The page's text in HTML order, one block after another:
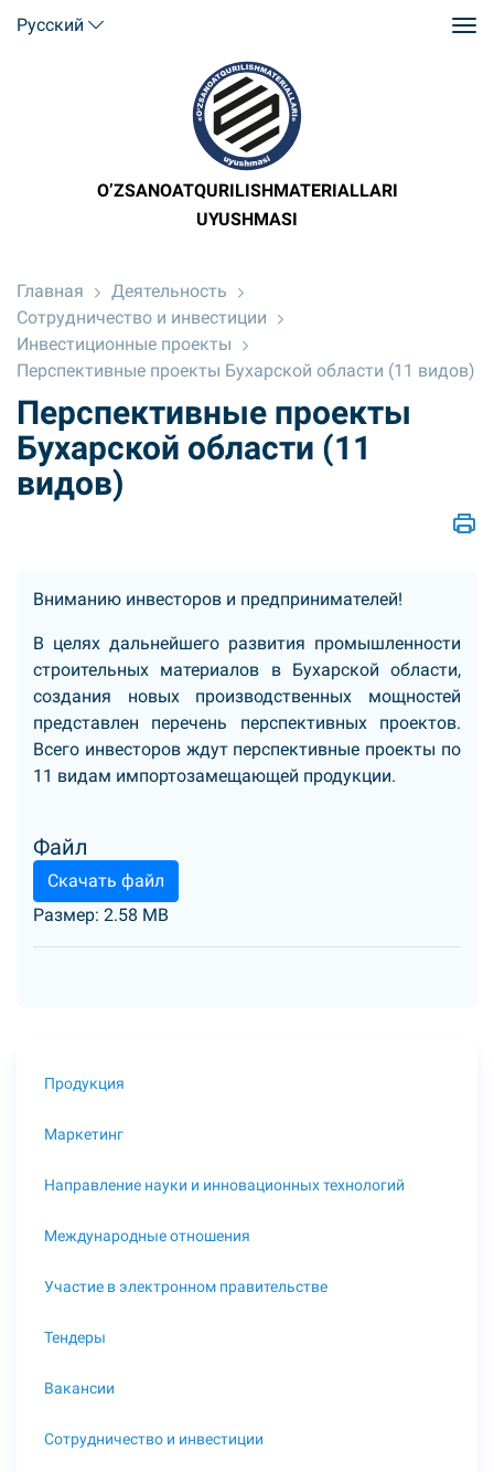
Русский
O’ZSANOATQURILISHMATERIALLARI
UYUSHMASI
Главная
Деятельность
Сотрудничество и инвестиции
Инвестиционные проекты
Перспективные проекты Бухарской области (11 видов)
Перспективные проекты
Бухарской области (11
видов)
Вниманию инвесторов и предпринимателей!
В целях дальнейшего развития промышленности
строительных материалов в Бухарской области,
создания новых производственных мощностей
представлен перечень перспективных проектов.
Всего инвесторов ждут перспективные проекты по
11 видам импортозамещающей продукции.
Файл
Скачать файл
Размер: 2.58 MB
Продукция
Маркетинг
Направление науки и инновационных технологий
Международные отношения
Участие в электронном правительстве
Тендеры
Вакансии
Сотрудничество и инвестиции